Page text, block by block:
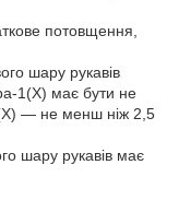
потовщення,
шару рукавів
1(X) має бути не
— не менш ніж 2,5
шару рукавів має